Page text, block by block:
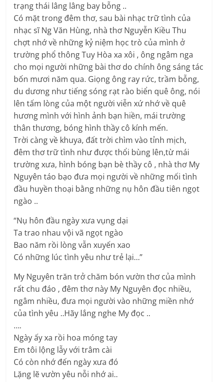
trạng thái lâng lâng bay bỗng ..
Có mặt trong đêm thơ, sau bài nhạc trữ tình của
nhạc sĩ Ng Văn Hùng, nhà thơ Nguyễn Kiều Thu
chợt nhớ về những kỷ niệm học trò của mình ở
trường phổ thông Tuy Hòa xa xôi , ông ngâm nga
cho mọi người những bài thơ do chính ông sáng tác
bốn mươi năm qua. Giọng ông ray rức, trầm bỗng,
du dương như tiếng sóng rạt rào biển quê ông, nói
lên tấm lòng của một người viễn xứ nhớ về quê
hương mình với hình ảnh bạn hiền, mái trường
thân thương, bóng hình thầy cô kính mến.
Trời càng về khuya, đất trời chìm vào tỉnh mịch,
đêm thơ trữ tình như được thổi bùng lên,từ mái
trường xưa, hình bóng bạn bè thầy cô , nhà thơ My
Nguyên táo bạo đưa mọi người về những mối tình
đầu huyền thoại bằng những nụ hôn đầu tiên ngọt
ngào ..
“Nụ hôn đầu ngày xưa vụng dại
Ta trao nhau vội vã ngọt ngào
Bao năm rồi lòng vẫn xuyến xao
Có những lúc tình yêu như trẻ lại…”
My Nguyên trăn trở chăm bón vườn thơ của mình
rất chu đáo , đêm thơ này My Nguyên đọc nhiều,
ngâm nhiều, đưa mọi người vào những miền nhớ
của tình yêu ..Hãy lắng nghe My đọc ..
….
Ngày ấy xa rồi hoa móng tay
Em tôi lộng lẫy với trâm cài
Có còn nhớ đến ngày xưa đó
Lặng lẽ vườn yêu nỗi nhớ ai..